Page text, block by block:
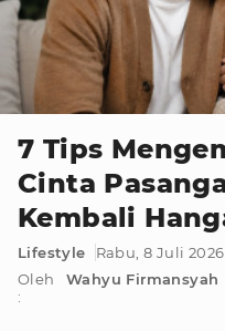
7 Tips
Cinta
Kembali
Lifestyle
Rabu, 8 Juli
Oleh
:
Wahyu Firmansyah